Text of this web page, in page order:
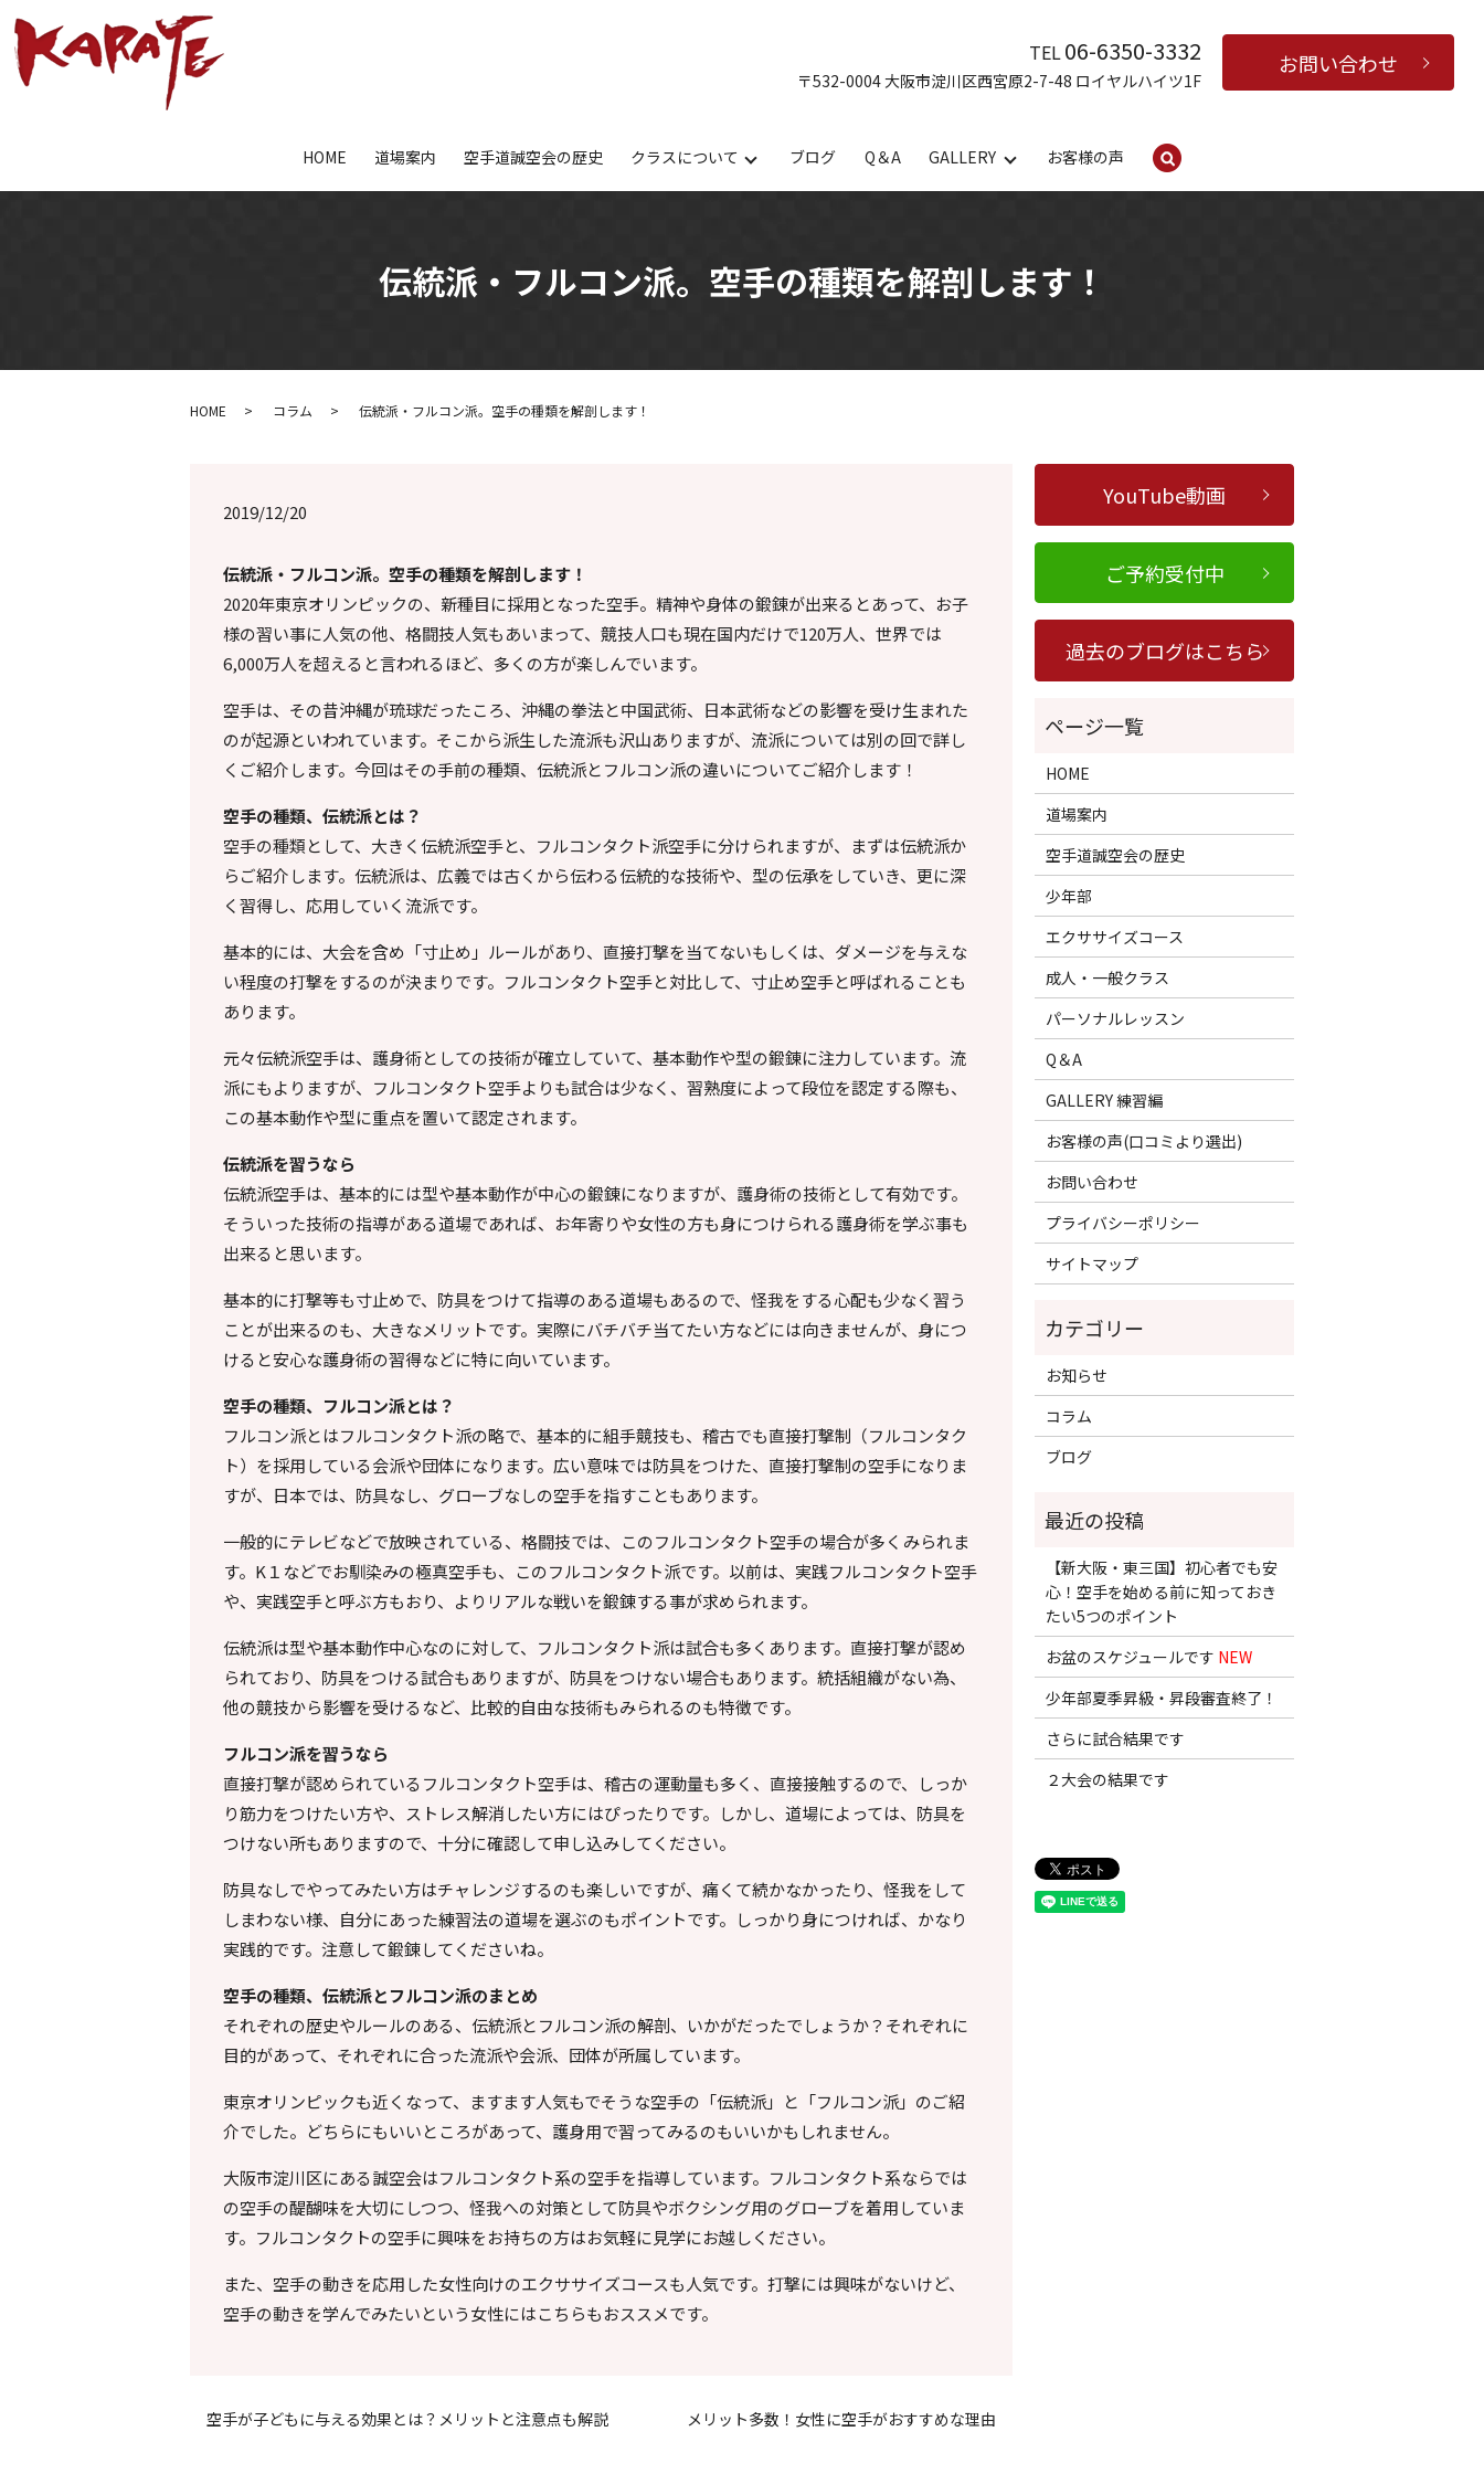
TEL06-6350-3332
〒532-0004 大阪市淀川区西宮原2-7-48 ロイヤルハイツ1F
お問い合わせ
HOME 道場案内 空手道誠空会の歴史 クラスについて ブログ Q＆A GALLERY お客様の声
伝統派・フルコン派。空手の種類を解剖します！
HOME コラム 伝統派・フルコン派。空手の種類を解剖します！
2019/12/20
伝統派・フルコン派。空手の種類を解剖します！
2020年東京オリンピックの、新種目に採用となった空手。精神や身体の鍛錬が出来るとあって、お子
様の習い事に人気の他、格闘技人気もあいまって、競技人口も現在国内だけで120万人、世界では
6,000万人を超えると言われるほど、多くの方が楽しんでいます。
空手は、その昔沖縄が琉球だったころ、沖縄の拳法と中国武術、日本武術などの影響を受け生まれた
のが起源といわれています。そこから派生した流派も沢山ありますが、流派については別の回で詳し
くご紹介します。今回はその手前の種類、伝統派とフルコン派の違いについてご紹介します！
空手の種類、伝統派とは？
空手の種類として、大きく伝統派空手と、フルコンタクト派空手に分けられますが、まずは伝統派か
らご紹介します。伝統派は、広義では古くから伝わる伝統的な技術や、型の伝承をしていき、更に深
く習得し、応用していく流派です。
基本的には、大会を含め「寸止め」ルールがあり、直接打撃を当てないもしくは、ダメージを与えな
い程度の打撃をするのが決まりです。フルコンタクト空手と対比して、寸止め空手と呼ばれることも
あります。
元々伝統派空手は、護身術としての技術が確立していて、基本動作や型の鍛錬に注力しています。流
派にもよりますが、フルコンタクト空手よりも試合は少なく、習熟度によって段位を認定する際も、
この基本動作や型に重点を置いて認定されます。
伝統派を習うなら
伝統派空手は、基本的には型や基本動作が中心の鍛錬になりますが、護身術の技術として有効です。
そういった技術の指導がある道場であれば、お年寄りや女性の方も身につけられる護身術を学ぶ事も
出来ると思います。
基本的に打撃等も寸止めで、防具をつけて指導のある道場もあるので、怪我をする心配も少なく習う
ことが出来るのも、大きなメリットです。実際にバチバチ当てたい方などには向きませんが、身につ
けると安心な護身術の習得などに特に向いています。
空手の種類、フルコン派とは？
フルコン派とはフルコンタクト派の略で、基本的に組手競技も、稽古でも直接打撃制（フルコンタク
ト）を採用している会派や団体になります。広い意味では防具をつけた、直接打撃制の空手になりま
すが、日本では、防具なし、グローブなしの空手を指すこともあります。
一般的にテレビなどで放映されている、格闘技では、このフルコンタクト空手の場合が多くみられま
す。K１などでお馴染みの極真空手も、このフルコンタクト派です。以前は、実践フルコンタクト空手
や、実践空手と呼ぶ方もおり、よりリアルな戦いを鍛錬する事が求められます。
伝統派は型や基本動作中心なのに対して、フルコンタクト派は試合も多くあります。直接打撃が認め
られており、防具をつける試合もありますが、防具をつけない場合もあります。統括組織がない為、
他の競技から影響を受けるなど、比較的自由な技術もみられるのも特徴です。
フルコン派を習うなら
直接打撃が認められているフルコンタクト空手は、稽古の運動量も多く、直接接触するので、しっか
り筋力をつけたい方や、ストレス解消したい方にはぴったりです。しかし、道場によっては、防具を
つけない所もありますので、十分に確認して申し込みしてください。
防具なしでやってみたい方はチャレンジするのも楽しいですが、痛くて続かなかったり、怪我をして
しまわない様、自分にあった練習法の道場を選ぶのもポイントです。しっかり身につければ、かなり
実践的です。注意して鍛錬してくださいね。
空手の種類、伝統派とフルコン派のまとめ
それぞれの歴史やルールのある、伝統派とフルコン派の解剖、いかがだったでしょうか？それぞれに
目的があって、それぞれに合った流派や会派、団体が所属しています。
東京オリンピックも近くなって、ますます人気もでそうな空手の「伝統派」と「フルコン派」のご紹
介でした。どちらにもいいところがあって、護身用で習ってみるのもいいかもしれません。
大阪市淀川区にある誠空会はフルコンタクト系の空手を指導しています。フルコンタクト系ならでは
の空手の醍醐味を大切にしつつ、怪我への対策として防具やボクシング用のグローブを着用していま
す。フルコンタクトの空手に興味をお持ちの方はお気軽に見学にお越しください。
また、空手の動きを応用した女性向けのエクササイズコースも人気です。打撃には興味がないけど、
空手の動きを学んでみたいという女性にはこちらもおススメです。
空手が子どもに与える効果とは？メリットと注意点も解説 メリット多数！女性に空手がおすすめな理由
YouTube動画
ご予約受付中
過去のブログはこちら
HOME
道場案内
空手道誠空会の歴史
少年部
エクササイズコース
成人・一般クラス
パーソナルレッスン
Q＆A
GALLERY 練習編
お客様の声(口コミより選出)
お問い合わせ
プライバシーポリシー
サイトマップ
お知らせ
コラム
ブログ
【新大阪・東三国】初心者でも安
心！空手を始める前に知っておき
たい5つのポイント
お盆のスケジュールです NEW
少年部夏季昇級・昇段審査終了！
さらに試合結果です
２大会の結果です